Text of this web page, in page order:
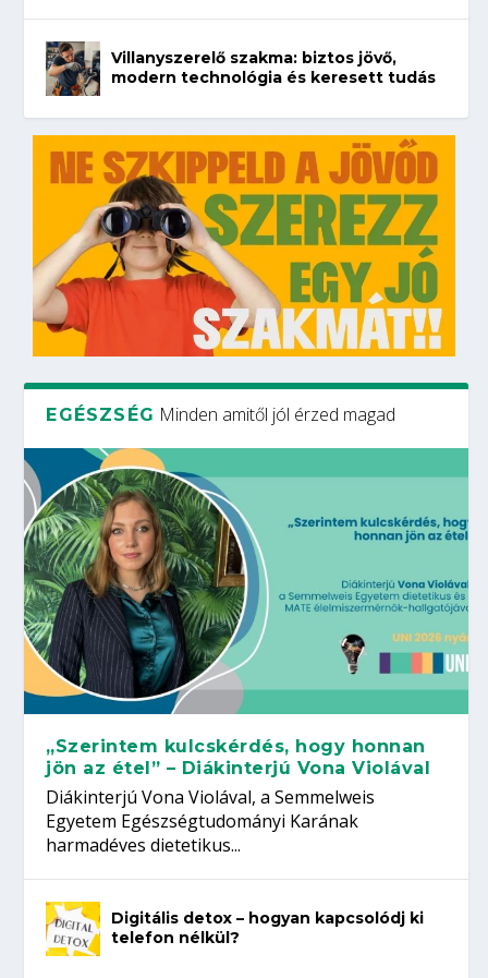
Villanyszerelő szakma: biztos jövő,
modern technológia és keresett tudás
EGÉSZSÉG Minden amitől jól érzed magad
„Szerintem kulcskérdés, hogy honnan
jön az étel” – Diákinterjú Vona Violával
Diákinterjú Vona Violával, a Semmelweis
Egyetem Egészségtudományi Karának
harmadéves dietetikus...
Digitális detox – hogyan kapcsolódj ki
telefon nélkül?